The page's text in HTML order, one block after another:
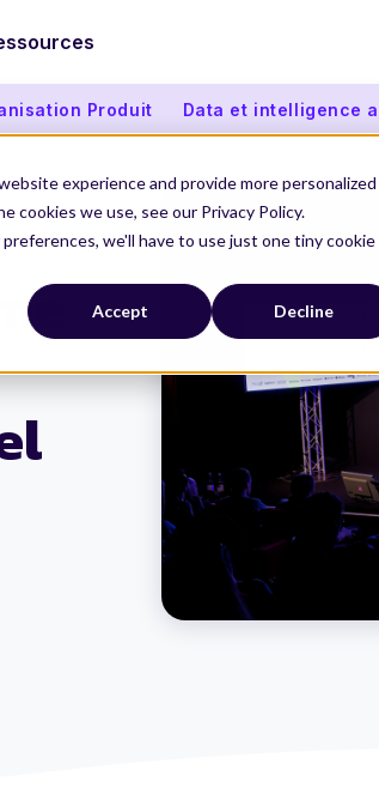
experience and provide more personalized
cookies we use, see our Privacy Policy.
we'll have to use just one tiny cookie
Accept Decline
Produit Data et intelligence